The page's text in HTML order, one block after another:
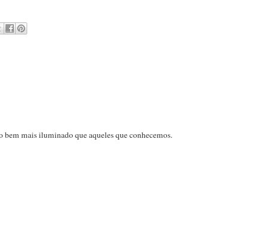
mais iluminado que aqueles que conhecemos.